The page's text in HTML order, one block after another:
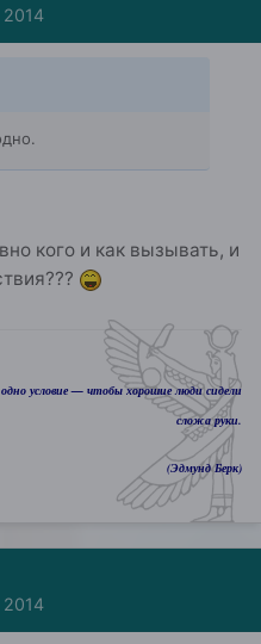
кого и как вызывать, и
условие — чтобы хорошие люди сидели
сложа руки.
(Эдмунд Берк)